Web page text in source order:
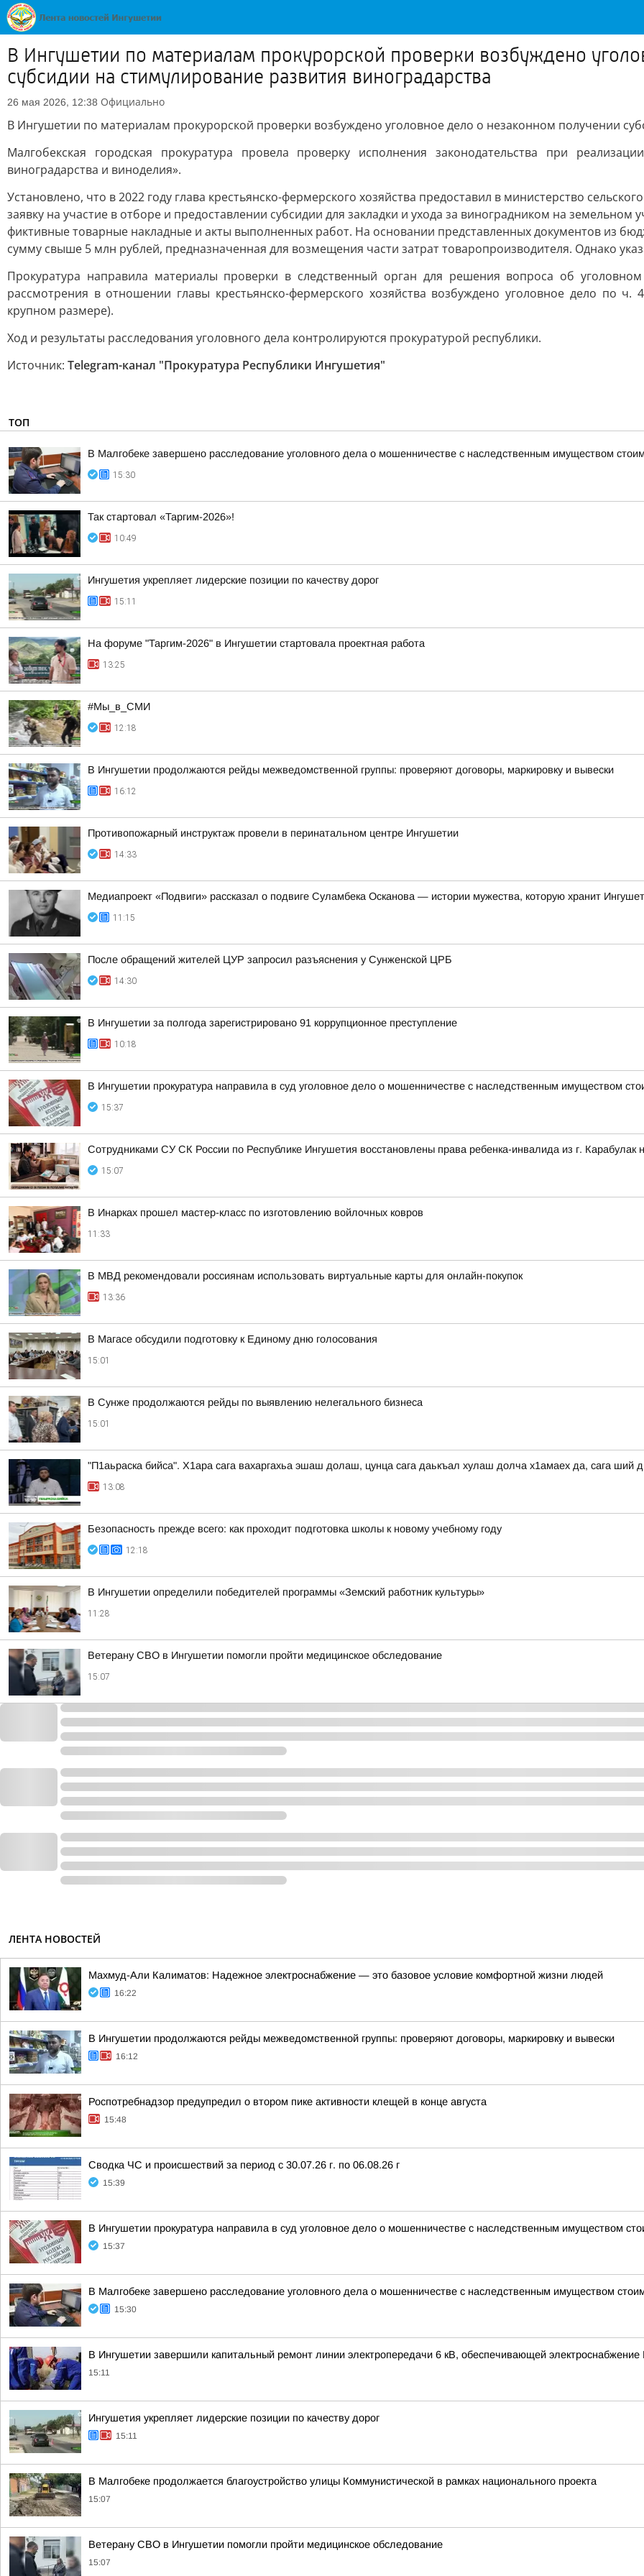
В Ингушетии по материалам прокурорской проверки возбуждено
субсидии на стимулирование развития виноградарства
26 мая 2026, 12:38 Официально
В Ингушетии по материалам прокурорской проверки возбуждено уголовное дело о незаконном получении
Малгобекская городская прокуратура провела проверку исполнения законодательства при
виноградарства и виноделия».
Установлено, что в 2022 году глава крестьянско-фермерского хозяйства предоставил в министерство
заявку на участие в отборе и предоставлении субсидии для закладки и ухода за виноградником на
фиктивные товарные накладные и акты выполненных работ. На основании представленных документов из
сумму свыше 5 млн рублей, предназначенная для возмещения части затрат товаропроизводителя. Однако
Прокуратура направила материалы проверки в следственный орган для решения вопроса об
рассмотрения в отношении главы крестьянско-фермерского хозяйства возбуждено уголовное дело по
крупном размере).
Ход и результаты расследования уголовного дела контролируются прокуратурой республики.
Источник: Telegram-канал "Прокуратура Республики Ингушетия"
ТОП
В Малгобеке завершено расследование уголовного дела о мошенничестве с наследственным имуществом
15:30
Так стартовал «Таргим-2026»!
10:49
Ингушетия укрепляет лидерские позиции по качеству дорог
15:11
На форуме "Таргим-2026" в Ингушетии стартовала проектная работа
13:25
#Мы_в_СМИ
12:18
В Ингушетии продолжаются рейды межведомственной группы: проверяют договоры, маркировку и вывески
16:12
Противопожарный инструктаж провели в перинатальном центре Ингушетии
14:33
Медиапроект «Подвиги» рассказал о подвиге Суламбека Осканова — истории мужества, которую хранит
11:15
После обращений жителей ЦУР запросил разъяснения у Сунженской ЦРБ
14:30
В Ингушетии за полгода зарегистрировано 91 коррупционное преступление
10:18
В Ингушетии прокуратура направила в суд уголовное дело о мошенничестве с наследственным имуществом
15:37
Сотрудниками СУ СК России по Республике Ингушетия восстановлены права ребенка-инвалида из г. Карабулак
15:07
В Инарках прошел мастер-класс по изготовлению войлочных ковров
11:33
В МВД рекомендовали россиянам использовать виртуальные карты для онлайн-покупок
13:36
В Магасе обсудили подготовку к Единому дню голосования
15:01
В Сунже продолжаются рейды по выявлению нелегального бизнеса
15:01
"П1аьраска бийса". Х1ара сага вахаргахьа эшаш долаш, цунца сага даькъал хулаш долча х1амаех да, сага ший
13:08
Безопасность прежде всего: как проходит подготовка школы к новому учебному году
12:18
В Ингушетии определили победителей программы «Земский работник культуры»
11:28
Ветерану СВО в Ингушетии помогли пройти медицинское обследование
15:07
ЛЕНТА НОВОСТЕЙ
Махмуд-Али Калиматов: Надежное электроснабжение — это базовое условие комфортной жизни людей
16:22
В Ингушетии продолжаются рейды межведомственной группы: проверяют договоры, маркировку и вывески
16:12
Роспотребнадзор предупредил о втором пике активности клещей в конце августа
15:48
Сводка ЧС и происшествий за период с 30.07.26 г. по 06.08.26 г
15:39
В Ингушетии прокуратура направила в суд уголовное дело о мошенничестве с наследственным имуществом
15:37
В Малгобеке завершено расследование уголовного дела о мошенничестве с наследственным имуществом
15:30
В Ингушетии завершили капитальный ремонт линии электропередачи 6 кВ, обеспечивающей электроснабжение
15:11
Ингушетия укрепляет лидерские позиции по качеству дорог
15:11
В Малгобеке продолжается благоустройство улицы Коммунистической в рамках национального проекта
15:07
Ветерану СВО в Ингушетии помогли пройти медицинское обследование
15:07